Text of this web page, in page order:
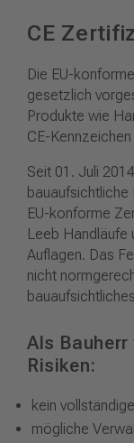
CE
Die EU-
gesetzlich
Produkte wie
CE-
Seit 01. Juli
bauaufsichtliche
EU-konforme
Leeb Handläufe
Auflagen. Das
nicht
Als
Risiken:
kein
mögliche